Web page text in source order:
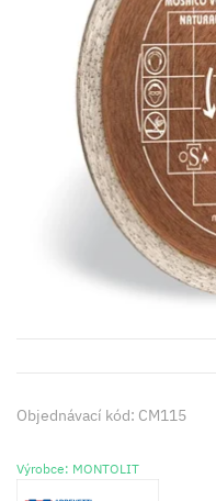
Objednávací kód: CM115
Výrobce: MONTOLIT